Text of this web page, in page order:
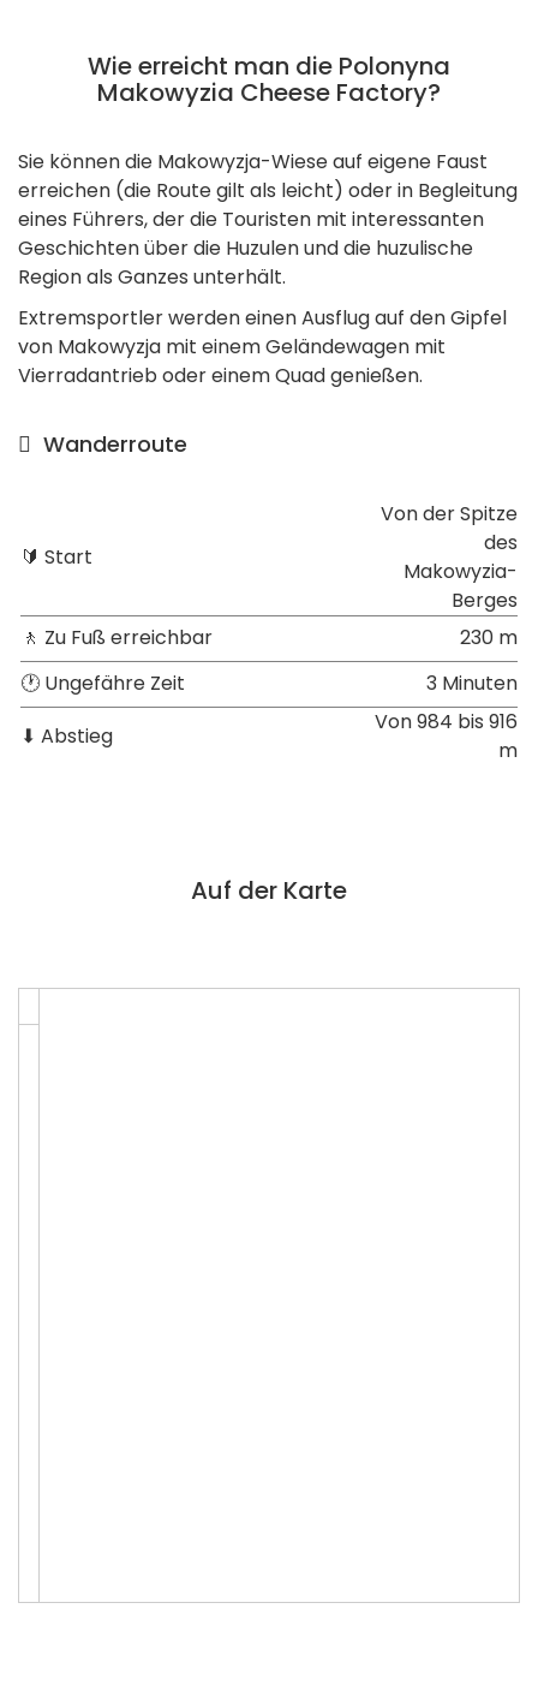
Wie erreicht man die Polonyna
Makowyzia Cheese Factory?
Sie können die Makowyzja-Wiese auf eigene Faust
erreichen (die Route gilt als leicht) oder in Begleitung
eines Führers, der die Touristen mit interessanten
Geschichten über die Huzulen und die huzulische
Region als Ganzes unterhält.
Extremsportler werden einen Ausflug auf den Gipfel
von Makowyzja mit einem Geländewagen mit
Vierradantrieb oder einem Quad genießen.
Wanderroute
🔰 Start
Von der Spitze
des
Makowyzia-
Berges
🚶 Zu Fuß erreichbar
230 m
🕐 Ungefähre Zeit
3 Minuten
⬇ Abstieg
Von 984 bis 916
m
Auf der Karte